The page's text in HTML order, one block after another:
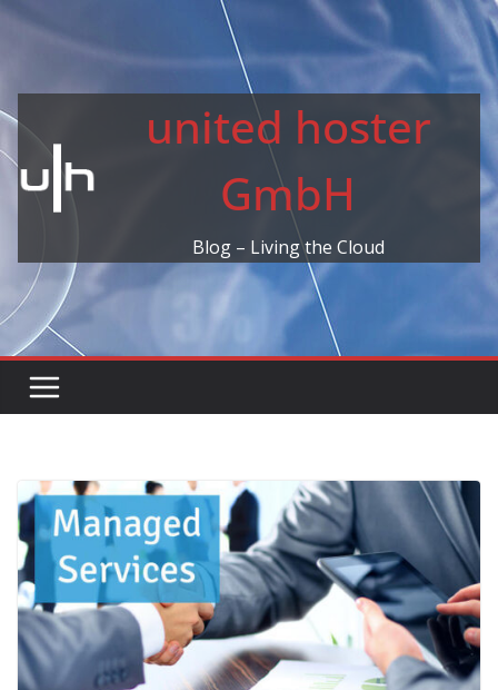
Skip
united hoster
GmbH
Blog – Living the Cloud